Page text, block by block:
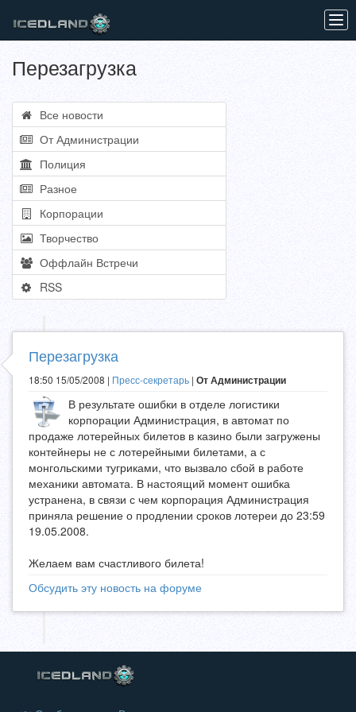
Перезагрузка
Все новости
От Администрации
Полиция
Разное
Корпорации
Творчество
Оффлайн Встречи
RSS
Перезагрузка
18:50 15/05/2008 | Пресс-секретарь | От Администрации
В результате ошибки в отделе логистики
корпорации Администрация, в автомат по
продаже лотерейных билетов в казино были загружены
контейнеры не с лотерейными билетами, а с
монгольскими тугриками, что вызвало сбой в работе
механики автомата. В настоящий момент ошибка
устранена, в связи с чем корпорация Администрация
приняла решение о продлении сроков лотереи до 23:59
19.05.2008.
Желаем вам счастливого билета!
Обсудить эту новость на форуме